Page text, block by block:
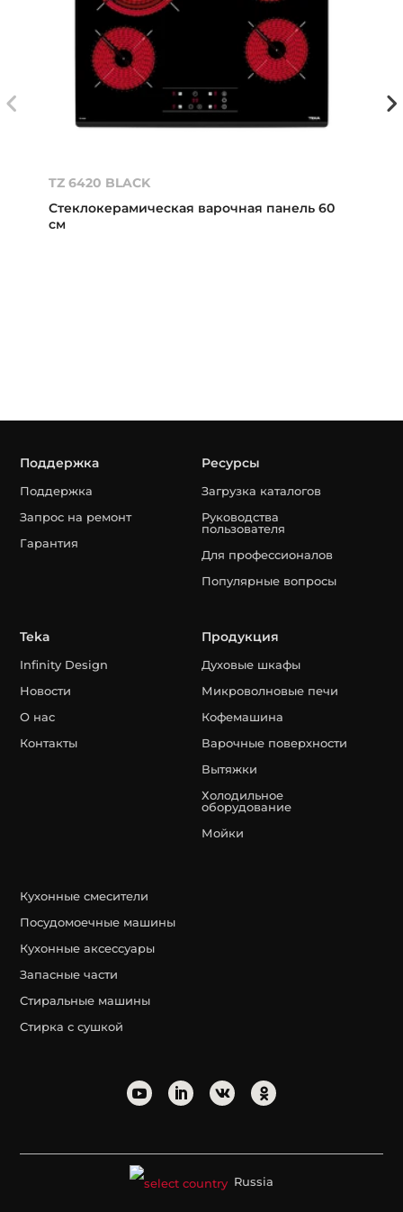
TZ 6420 BLACK
Стеклокерамическая варочная панель 60
см
Поддержка
Поддержка
Запрос на ремонт
Гарантия
Ресурсы
Загрузка каталогов
Руководства
пользователя
Для профессионалов
Популярные вопросы
Teka
Infinity Design
Новости
О нас
Контакты
Продукция
Духовые шкафы
Микроволновые печи
Кофемашина
Варочные поверхности
Вытяжки
Холодильное
оборудование
Мойки
Кухонные смесители
Посудомоечные машины
Кухонные аксессуары
Запасные части
Стиральные машины
Стирка с сушкой
Russia